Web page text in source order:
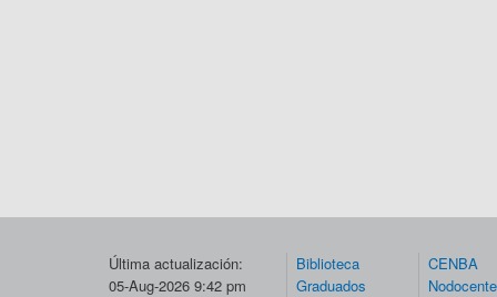
Última actualización:
05-Aug-2026 9:42 pm
Biblioteca
Graduados
CENBA